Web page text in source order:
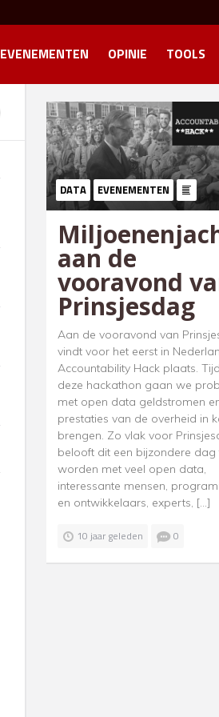
EVENEMENTEN OPINIE TOOLS
DATA EVENEMENTEN
aan de
vooravond
Prinsjesdag
Aan de vooravond van
vindt voor het eerst in
Accountability Hack plaats.
deze hackathon gaan we
met open data geldstromen
prestaties van de overheid in
brengen. Zo vlak voor
belooft dit een bijzondere dag
worden met veel open data,
interessante mensen,
en ontwikkelaars, experts, […]
10 jaar geleden 0